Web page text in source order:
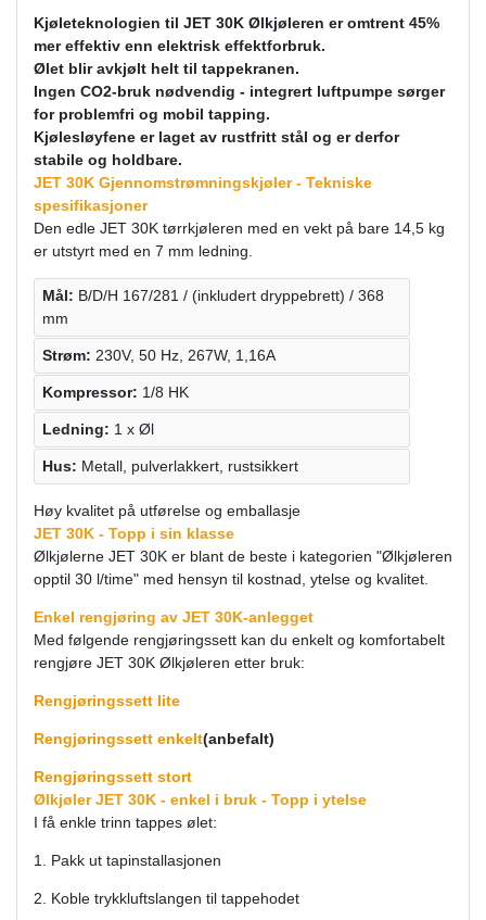
Kjøleteknologien til JET 30K Ølkjøleren er omtrent 45%
mer effektiv enn elektrisk effektforbruk.
Ølet blir avkjølt helt til tappekranen.
Ingen CO2-bruk nødvendig - integrert luftpumpe sørger
for problemfri og mobil tapping.
Kjølesløyfene er laget av rustfritt stål og er derfor
stabile og holdbare.
JET 30K Gjennomstrømningskjøler - Tekniske
spesifikasjoner
Den edle JET 30K tørrkjøleren med en vekt på bare 14,5 kg
er utstyrt med en 7 mm ledning.
Mål: B/D/H 167/281 / (inkludert dryppebrett) / 368
mm
Strøm: 230V, 50 Hz, 267W, 1,16A
Kompressor: 1/8 HK
Ledning: 1 x Øl
Hus: Metall, pulverlakkert, rustsikkert
Høy kvalitet på utførelse og emballasje
JET 30K - Topp i sin klasse
Ølkjølerne JET 30K er blant de beste i kategorien "Ølkjøleren
opptil 30 l/time" med hensyn til kostnad, ytelse og kvalitet.
Enkel rengjøring av JET 30K-anlegget
Med følgende rengjøringssett kan du enkelt og komfortabelt
rengjøre JET 30K Ølkjøleren etter bruk:
Rengjøringssett lite
Rengjøringssett enkelt(anbefalt)
Rengjøringssett stort
Ølkjøler JET 30K - enkel i bruk - Topp i ytelse
I få enkle trinn tappes ølet:
1. Pakk ut tapinstallasjonen
2. Koble trykkluftslangen til tappehodet